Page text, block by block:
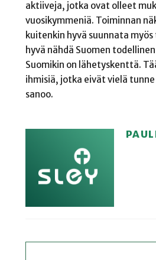
aktiiveja, jotka ovat olleet
vuosikymmeniä. Toiminnan
kuitenkin hyvä suunnata
hyvä nähdä Suomen
Suomikin on lähetyskenttä.
ihmisiä, jotka eivät vielä
sanoo.